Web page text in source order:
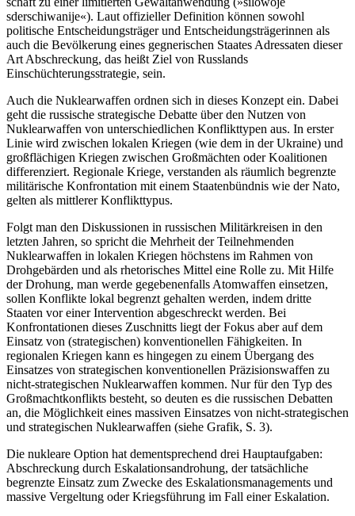
sderschiwanije«). Laut offi­zieller Definition können sowohl
politische Entscheidungsträger und Entscheidungs­trägerinnen als
auch die Bevölkerung eines gegnerischen Staates Adressaten dieser
Art Abschreckung, das heißt Ziel von Russlands
Einschüchterungsstrategie, sein.
Auch die Nuklearwaffen ordnen sich in dieses Konzept ein. Dabei
geht die russische strategische Debatte über den Nutzen von
Nuklearwaffen von unterschiedlichen Kon­flikttypen aus. In erster
Linie wird zwischen lokalen Kriegen (wie dem in der Ukraine) und
großflächigen Kriegen zwischen Groß­mächten oder Koalitionen
differenziert. Regionale Kriege, verstanden als räumlich begrenzte
militärische Konfrontation mit einem Staatenbündnis wie der Nato,
gelten als mittlerer Konflikttypus.
Folgt man den Diskussionen in russischen Militärkreisen in den
letzten Jahren, so spricht die Mehrheit der Teilnehmenden
Nuklearwaffen in lokalen Kriegen höchstens im Rahmen von
Drohgebärden und als rhetorisches Mittel eine Rolle zu. Mit Hilfe
der Drohung, man werde gegebenenfalls Atomwaffen einsetzen,
sollen Konflikte lokal begrenzt gehalten werden, indem dritte
Staaten vor einer Intervention ab­geschreckt werden. Bei
Konfrontationen dieses Zuschnitts liegt der Fokus aber auf dem
Einsatz von (strategischen) konventionellen Fähigkeiten. In
regionalen Kriegen kann es hingegen zu einem Übergang des
Einsatzes von strategischen konventionellen Präzisionswaffen zu
nicht-strategischen Nuklearwaffen kommen. Nur für den Typ des
Großmachtkonflikts besteht, so deuten es die russischen Debatten
an, die Möglichkeit eines massiven Einsatzes von nicht-strategischen
und strategischen Nuklearwaffen (siehe Grafik, S. 3).
Die nukleare Option hat dementsprechend drei Hauptaufgaben:
Abschreckung durch Eskalationsandrohung, der tatsäch­liche
begrenzte Einsatz zum Zwecke des Eskalationsmanagements und
massive Ver­geltung oder Kriegsführung im Fall einer Eskalation.